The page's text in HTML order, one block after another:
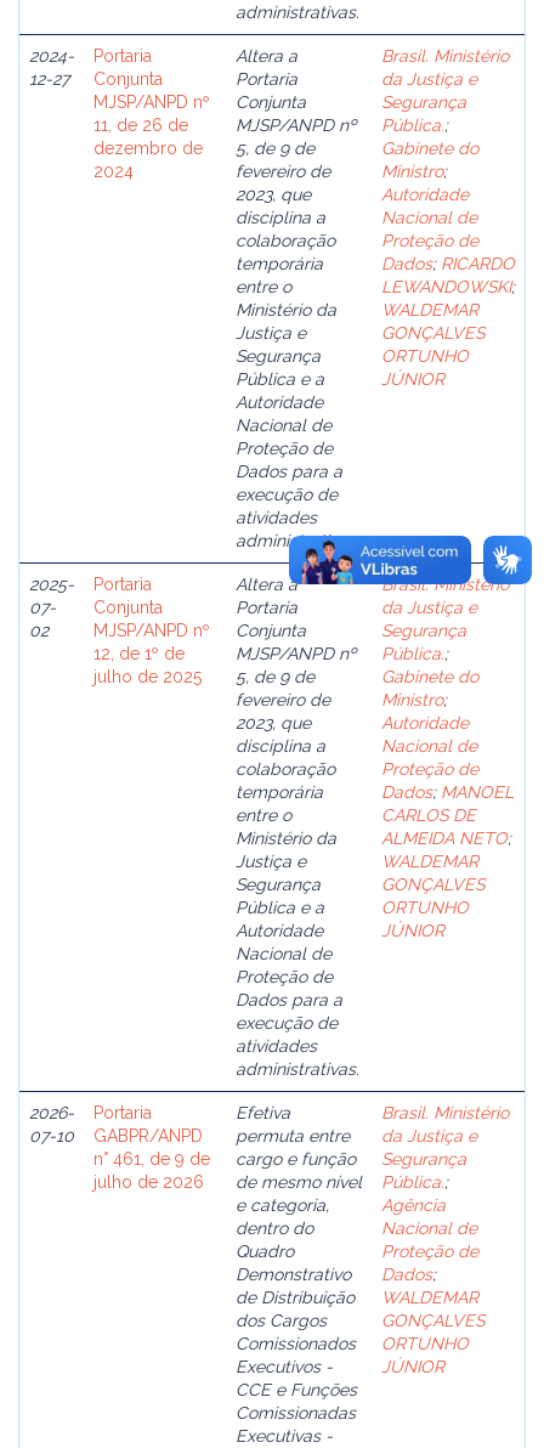
administrativas.
2024-
12-27
Portaria
Conjunta
MJSP/ANPD nº
11, de 26 de
dezembro de
2024
Altera a
Portaria
Conjunta
MJSP/ANPD nº
5, de 9 de
fevereiro de
2023, que
disciplina a
colaboração
temporária
entre o
Ministério da
Justiça e
Segurança
Pública e a
Autoridade
Nacional de
Proteção de
Dados para a
execução de
atividades
administrativas.
Brasil. Ministério
da Justiça e
Segurança
Pública.;
Gabinete do
Ministro;
Autoridade
Nacional de
Proteção de
Dados; RICARDO
LEWANDOWSKI;
WALDEMAR
GONÇALVES
ORTUNHO
JÚNIOR
2025-
07-
02
Portaria
Conjunta
MJSP/ANPD nº
12, de 1º de
julho de 2025
Altera a
Portaria
Conjunta
MJSP/ANPD nº
5, de 9 de
fevereiro de
2023, que
disciplina a
colaboração
temporária
entre o
Ministério da
Justiça e
Segurança
Pública e a
Autoridade
Nacional de
Proteção de
Dados para a
execução de
atividades
administrativas.
Brasil. Ministério
da Justiça e
Segurança
Pública.;
Gabinete do
Ministro;
Autoridade
Nacional de
Proteção de
Dados; MANOEL
CARLOS DE
ALMEIDA NETO;
WALDEMAR
GONÇALVES
ORTUNHO
JÚNIOR
2026-
07-10
Portaria
GABPR/ANPD
n° 461, de 9 de
julho de 2026
Efetiva
permuta entre
cargo e função
de mesmo nível
e categoria,
dentro do
Quadro
Demonstrativo
de Distribuição
dos Cargos
Comissionados
Executivos -
CCE e Funções
Comissionadas
Executivas -
Brasil. Ministério
da Justiça e
Segurança
Pública.;
Agência
Nacional de
Proteção de
Dados;
WALDEMAR
GONÇALVES
ORTUNHO
JÚNIOR